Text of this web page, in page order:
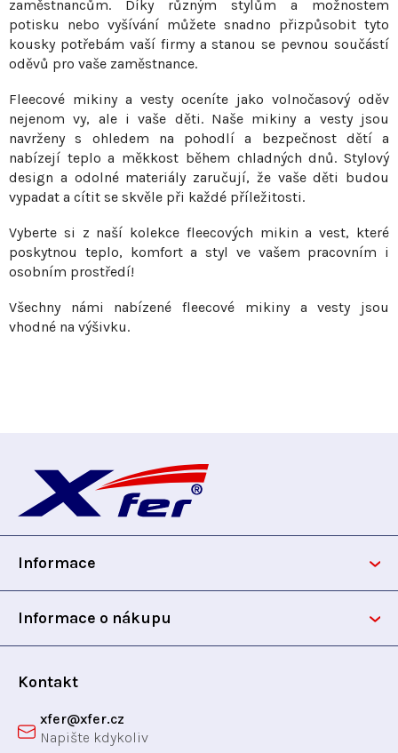
a
c
r
v
k
y
v
ý
p
zaměstnancům. Díky různým stylům a možnostem
potisku nebo vyšívání můžete snadno přizpůsobit tyto
kousky potřebám vaší firmy a stanou se pevnou součástí
oděvů pro vaše zaměstnance.
Fleecové mikiny a vesty oceníte jako volnočasový oděv
nejenom vy, ale i vaše děti. Naše mikiny a vesty jsou
navrženy s ohledem na pohodlí a bezpečnost dětí a
nabízejí teplo a měkkost během chladných dnů. Stylový
design a odolné materiály zaručují, že vaše děti budou
vypadat a cítit se skvěle při každé příležitosti.
Vyberte si z naší kolekce fleecových mikin a vest, které
poskytnou teplo, komfort a styl ve vašem pracovním i
osobním prostředí!
Všechny námi nabízené fleecové mikiny a vesty jsou
vhodné na výšivku.
p
Informace
Informace o nákupu
Kontakt
xfer@xfer.cz